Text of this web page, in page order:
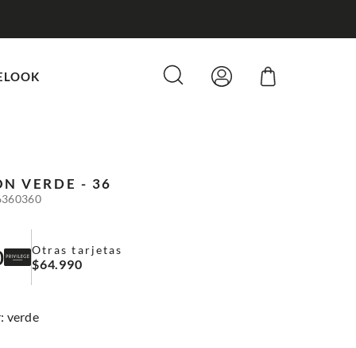
VERDE - 36
Otras tarjetas
$64.990
: verde